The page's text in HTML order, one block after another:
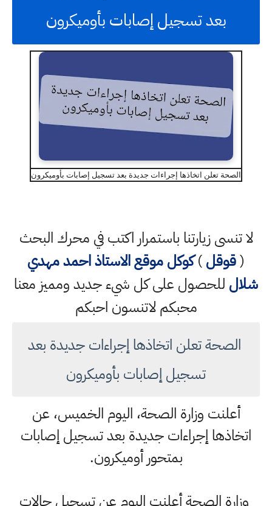
بعد تسجيل إصابات بأوميكرون
الصحة تعلن اتخاذها إجراءات جديدة بعد تسجيل إصابات بأوميكرون
لا تنسى زيارتنا باستمرار اكتب في محرك البحث
(قوقل)كوكلموقع الاستاذ احمد مهدي
شلال للحصول على كل شيء جديد ومميز معنا
محبكم لاتنسون احبكم
‏ الصحة تعلن اتخاذها إجراءات جديدة بعد
تسجيل إصابات بأوميكرون
أعلنت وزارة الصحة، اليوم الخميس، عن
اتخاذها إجراءات جديدة بعد تسجيل إصابات
بمتحور أوميكرون.
وزارة الصحة أعلنت اليوم عن تسجيل حالات